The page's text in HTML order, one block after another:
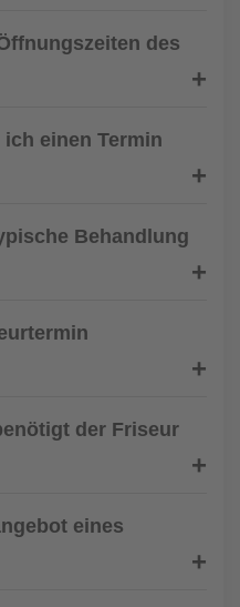
des
einen Termin
Behandlung
der Friseur
eines